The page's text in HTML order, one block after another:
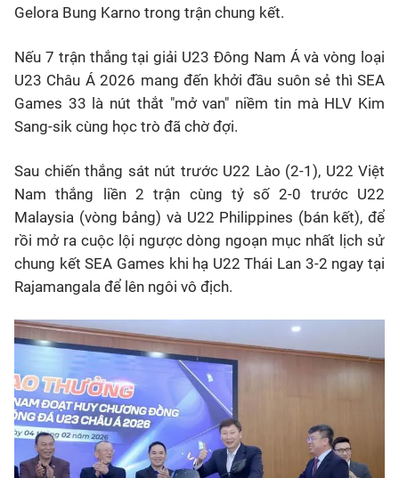
Gelora Bung Karno trong trận chung kết.
Nếu 7 trận thắng tại giải U23 Đông Nam Á và vòng loại
U23 Châu Á2026 mang đến khởi đầu suôn sẻ thì SEA
Games 33 là nút thắt "mở van" niềm tin mà HLV Kim
Sang-sik cùng học trò đã chờ đợi.
Sau chiến thắng sát nút trước U22 Lào (2-1), U22 Việt
Nam thắng liền 2 trận cùng tỷ số 2-0 trước U22
Malaysia (vòng bảng) và U22 Philippines (bán kết), để
rồi mở ra cuộc lội ngược dòng ngoạn mục nhất lịch sử
chung kết SEA Games khi hạ U22 Thái Lan 3-2 ngay tại
Rajamangala để lên ngôi vô địch.